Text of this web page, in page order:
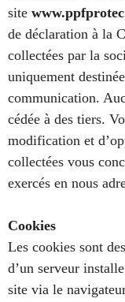
site
de déclaration à la
collectées par la
uniquement
communication.
cédée à des tiers.
modification et
collectées vous
exercés en nous
Cookies
Les cookies sont
d’un serveur
site via le